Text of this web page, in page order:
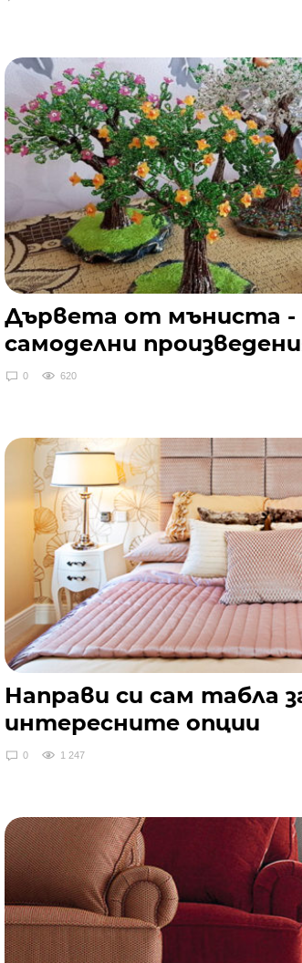
Дървета от мъниста -
самоделни
0 620
Направи си сам табла
интересните опции
0 1 247